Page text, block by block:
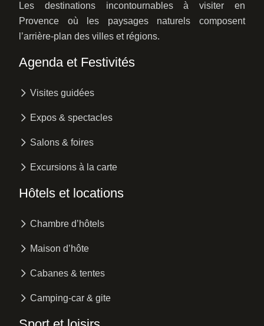
Les destinations incontournables à visiter en
Provence où les paysages naturels composent
l’arrière-plan des villes et régions.
Agenda et Festivités
Visites guidées
Expos & spectacles
Salons & foires
Excursions à la carte
Hôtels et locations
Chambre d’hôtels
Maison d’hôte
Cabanes & tentes
Camping-car & gite